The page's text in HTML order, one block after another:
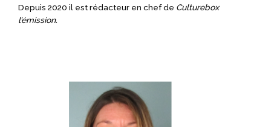
Depuis 2020 il est rédacteur en chef de Culturebox
l’émission.